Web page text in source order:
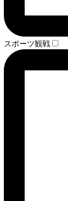
スポーツ観戦